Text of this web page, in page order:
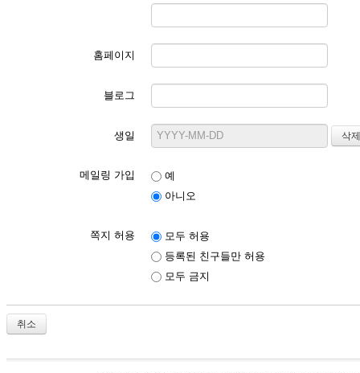
홈페이지
블로그
생일
메일링 가입
예
아니오
쪽지 허용
모두 허용
등록된 친구들만 허용
모두 금지
취소